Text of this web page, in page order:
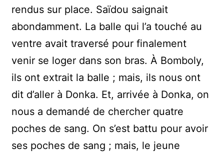
rendus sur place. Saïdou saignait
abondamment. La balle qui l’a touché au
ventre avait traversé pour finalement
venir se loger dans son bras. À Bomboly,
ils ont extrait la balle ; mais, ils nous ont
dit d’aller à Donka. Et, arrivée à Donka, on
nous a demandé de chercher quatre
poches de sang. On s’est battu pour avoir
ses poches de sang ; mais, le jeune